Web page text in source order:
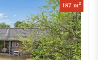
187 m2